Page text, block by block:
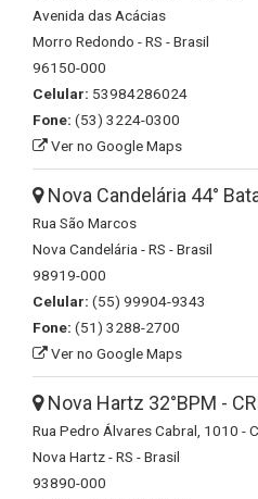
Avenida das Acácias
Morro Redondo - RS - Brasil
96150-000
Celular: 53984286024
Fone: (53) 3224-0300
Ver no Google Maps
Nova Candelária 44°
Rua São Marcos
Nova Candelária - RS - Brasil
98919-000
Celular: (55) 99904-9343
Fone: (51) 3288-2700
Ver no Google Maps
Nova Hartz 32°BPM -
Rua Pedro Álvares Cabral, 1010 -
Nova Hartz - RS - Brasil
93890-000